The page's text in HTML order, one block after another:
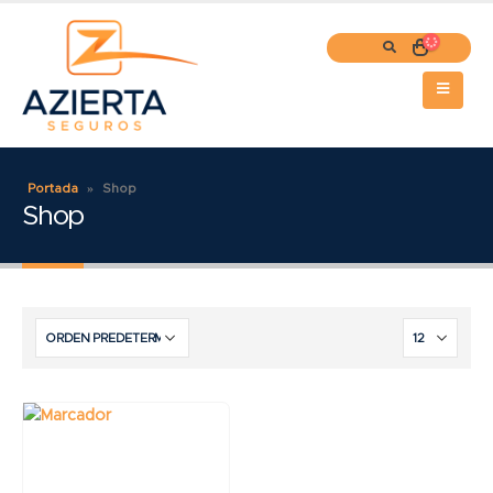
Portada » Shop
Shop